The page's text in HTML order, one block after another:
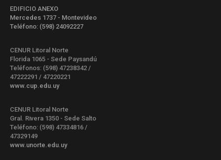
EDIFICIO ANEXO
Mercedes 1737 - Montevideo
Teléfono: (598) 24092227
CENUR Litoral Norte
Florida 1065 - Sede Paysandú
Teléfonos: (598) 47238342 /
47222291 / 47220221
www.cup.edu.uy
CENUR Litoral Norte
Gral. Rivera 1350 - Sede Salto
Teléfono: (598) 47334816 /
47329149
www.unorte.edu.uy